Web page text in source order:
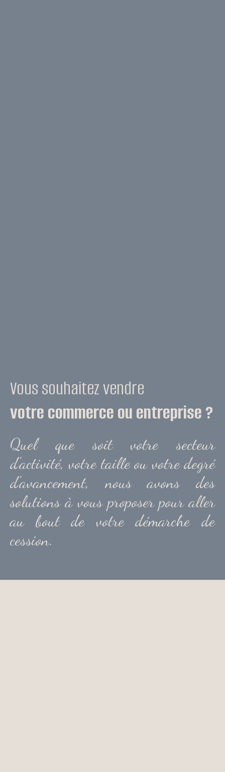
Vous souhaitez vendre
votre commerce ou entreprise ?
Quel que soit votre secteur
d'activité, votre taille ou votre degré
d'avancement, nous avons des
solutions à vous proposer pour aller
au bout de votre démarche de
cession.